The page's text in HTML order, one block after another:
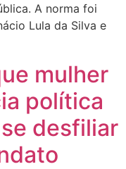
A norma foi
Lula da Silva e
mulher
política
desfiliar